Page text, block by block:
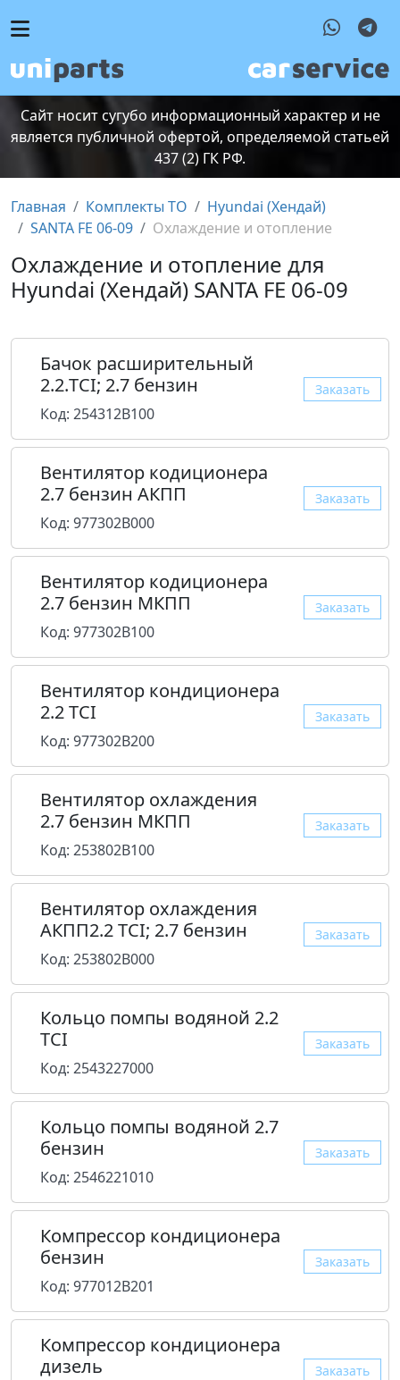
Сайт носит сугубо информационный характер и не
является публичной офертой, определяемой статьей
437 (2) ГК РФ.
Главная Комплекты ТО
Hyundai (Хендай)
SANTA FE 06-09
Охлаждение и отопление
Охлаждение и отопление для
Hyundai (Хендай) SANTA FE 06-09
Бачок расширительный
2.2.TCI; 2.7 бензин
Код: 254312B100
Заказать
Вентилятор кодиционера
2.7 бензин АКПП
Код: 977302B000
Заказать
Вентилятор кодиционера
2.7 бензин МКПП
Код: 977302B100
Заказать
Вентилятор кондиционера
2.2 TCI
Код: 977302B200
Заказать
Вентилятор охлаждения
2.7 бензин МКПП
Код: 253802B100
Заказать
Вентилятор охлаждения
АКПП2.2 TCI; 2.7 бензин
Код: 253802B000
Заказать
Кольцо помпы водяной 2.2
TCI
Код: 2543227000
Заказать
Кольцо помпы водяной 2.7
бензин
Код: 2546221010
Заказать
Компрессор кондиционера
бензин
Код: 977012B201
Заказать
Компрессор кондиционера
дизель
Заказать